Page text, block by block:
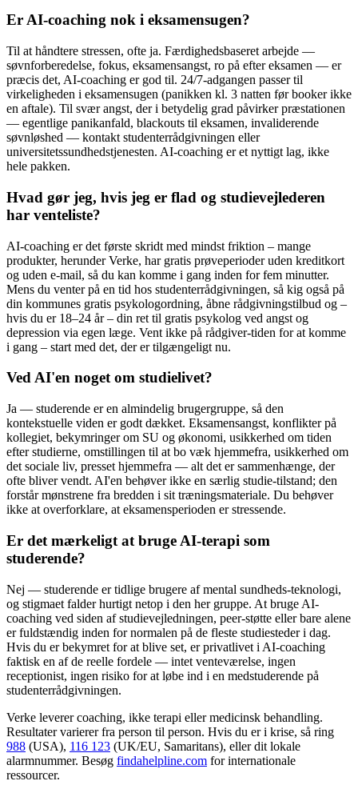
Er AI-coaching nok i eksamensugen?
Til at håndtere stressen, ofte ja. Færdighedsbaseret arbejde —
søvnforberedelse, fokus, eksamensangst, ro på efter eksamen — er
præcis det, AI-coaching er god til. 24/7-adgangen passer til
virkeligheden i eksamensugen (panikken kl. 3 natten før booker ikke
en aftale). Til svær angst, der i betydelig grad påvirker præstationen
— egentlige panikanfald, blackouts til eksamen, invaliderende
søvnløshed — kontakt studenterrådgivningen eller
universitetssundhedstjenesten. AI-coaching er et nyttigt lag, ikke
hele pakken.
Hvad gør jeg, hvis jeg er flad og studievejlederen
har venteliste?
AI-coaching er det første skridt med mindst friktion – mange
produkter, herunder Verke, har gratis prøveperioder uden kreditkort
og uden e-mail, så du kan komme i gang inden for fem minutter.
Mens du venter på en tid hos studenterrådgivningen, så kig også på
din kommunes gratis psykologordning, åbne rådgivningstilbud og –
hvis du er 18–24 år – din ret til gratis psykolog ved angst og
depression via egen læge. Vent ikke på rådgiver-tiden for at komme
i gang – start med det, der er tilgængeligt nu.
Ved AI'en noget om studielivet?
Ja — studerende er en almindelig brugergruppe, så den
kontekstuelle viden er godt dækket. Eksamensangst, konflikter på
kollegiet, bekymringer om SU og økonomi, usikkerhed om tiden
efter studierne, omstillingen til at bo væk hjemmefra, usikkerhed om
det sociale liv, presset hjemmefra — alt det er sammenhænge, der
ofte bliver vendt. AI'en behøver ikke en særlig studie-tilstand; den
forstår mønstrene fra bredden i sit træningsmateriale. Du behøver
ikke at overforklare, at eksamensperioden er stressende.
Er det mærkeligt at bruge AI-terapi som
studerende?
Nej — studerende er tidlige brugere af mental sundheds-teknologi,
og stigmaet falder hurtigt netop i den her gruppe. At bruge AI-
coaching ved siden af studievejledningen, peer-støtte eller bare alene
er fuldstændig inden for normalen på de fleste studiesteder i dag.
Hvis du er bekymret for at blive set, er privatlivet i AI-coaching
faktisk en af de reelle fordele — intet venteværelse, ingen
receptionist, ingen risiko for at løbe ind i en medstuderende på
studenterrådgivningen.
Verke leverer coaching, ikke terapi eller medicinsk behandling.
Resultater varierer fra person til person. Hvis du er i krise, så ring
988 (USA), 116 123 (UK/EU, Samaritans), eller dit lokale
alarmnummer. Besøg findahelpline.com for internationale
ressourcer.